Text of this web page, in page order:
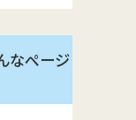
なページ